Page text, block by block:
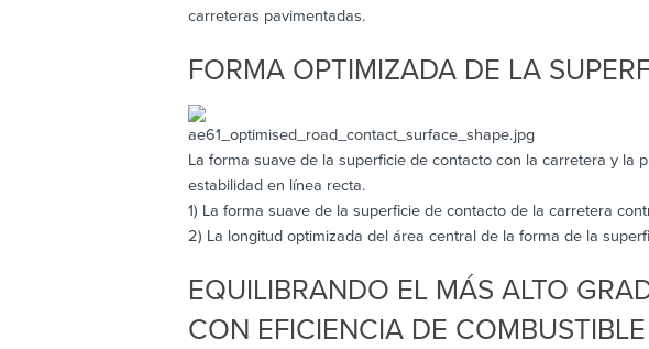
carreteras pavimentadas.
FORMA OPTIMIZADA DE LA
La forma suave de la superficie de contacto con la carretera y
estabilidad en línea recta.
1) La forma suave de la superficie de contacto de la carretera
2) La longitud optimizada del área central de la forma de la
EQUILIBRANDO EL MÁS ALTO
CON EFICIENCIA DE COMBUSTIBLE